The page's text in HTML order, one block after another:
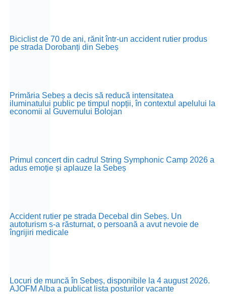
Biciclist de 70 de ani, rănit într-un accident rutier produs
pe strada Dorobanți din Sebeș
Primăria Sebeș a decis să reducă intensitatea
iluminatului public pe timpul nopții, în contextul apelului la
economii al Guvernului Bolojan
Primul concert din cadrul String Symphonic Camp 2026 a
adus emoție și aplauze la Sebeș
Accident rutier pe strada Decebal din Sebeș. Un
autoturism s-a răsturnat, o persoană a avut nevoie de
îngrijiri medicale
Locuri de muncă în Sebeș, disponibile la 4 august 2026.
AJOFM Alba a publicat lista posturilor vacante